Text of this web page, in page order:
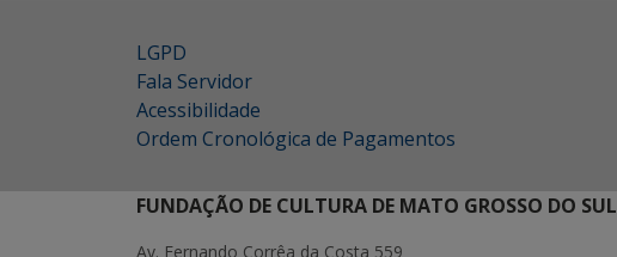
LGPD
Fala Servidor
Acessibilidade
Ordem Cronológica de Pagamentos
FUNDAÇÃO DE CULTURA DE MATO GROSSO DO SUL
Av. Fernando Corrêa da Costa 559